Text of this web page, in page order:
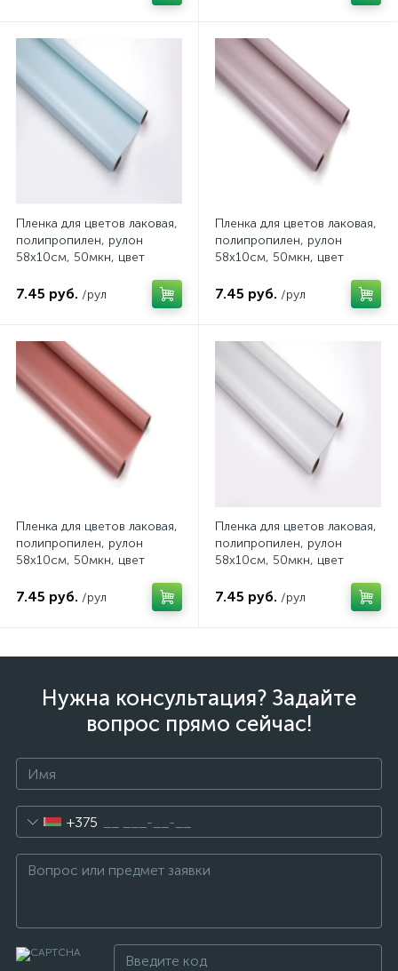
Пленка для цветов лаковая,
полипропилен, рулон
58х10см, 50мкн, цвет
7.45 руб. /рул
Пленка для цветов лаковая,
полипропилен, рулон
58х10см, 50мкн, цвет
211/04 10В
7.45 руб. /рул
Пленка для цветов лаковая,
полипропилен, рулон
58х10см, 50мкн, цвет
7.45 руб. /рул
Пленка для цветов лаковая,
полипропилен, рулон
58х10см, 50мкн, цвет
7.45 руб. /рул
Нужна консультация? Задайте
вопрос прямо сейчас!
+375